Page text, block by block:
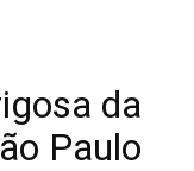
da
Paulo